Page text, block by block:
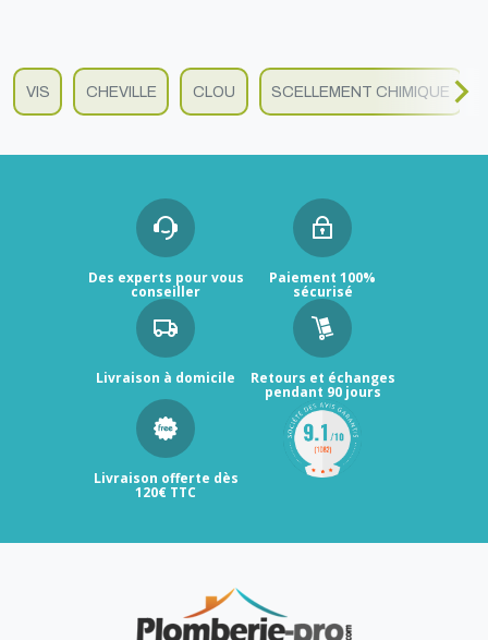
VIS CHEVILLE CLOU SCELLEMENT CHIMIQUE
Des experts pour vous
conseiller
Paiement 100%
sécurisé
Livraison à domicile Retours et échanges
pendant 90 jours
Livraison offerte dès
120€ TTC